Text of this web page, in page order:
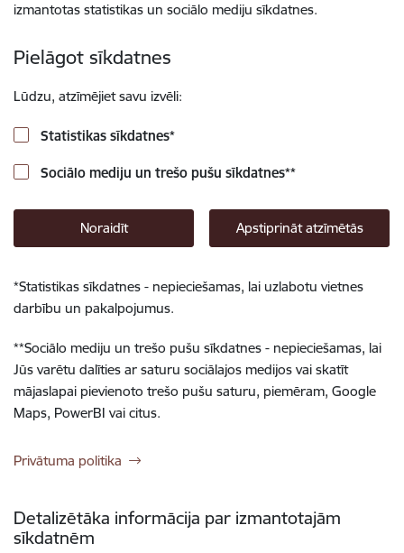
izmantotas statistikas un sociālo mediju sīkdatnes.
Pielāgot sīkdatnes
Lūdzu, atzīmējiet savu izvēli:
Statistikas sīkdatnes*
Sociālo mediju un trešo pušu sīkdatnes**
Noraidīt Apstiprināt atzīmētās
*Statistikas sīkdatnes - nepieciešamas, lai uzlabotu vietnes
darbību un pakalpojumus.
**Sociālo mediju un trešo pušu sīkdatnes - nepieciešamas, lai
Jūs varētu dalīties ar saturu sociālajos medijos vai skatīt
mājaslapai pievienoto trešo pušu saturu, piemēram, Google
Maps, PowerBI vai citus.
Privātuma politika
Detalizētāka informācija par izmantotajām
sīkdatnēm